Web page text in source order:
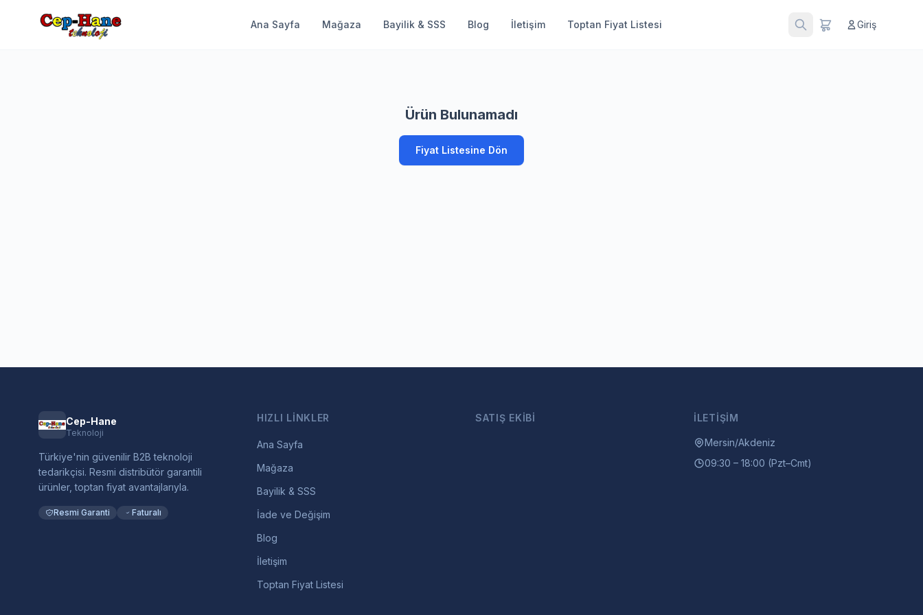
Ana Sayfa Mağaza Bayilik & SSS Blog İletişim Toptan Fiyat Listesi Giriş
Ürün Bulunamadı
Fiyat Listesine Dön
Cep-Hane
Teknoloji
Türkiye'nin güvenilir B2B teknoloji
tedarikçisi. Resmi distribütör garantili
ürünler, toptan fiyat avantajlarıyla.
Resmi Garanti Faturalı
HIZLI LINKLER
Ana Sayfa
Mağaza
Bayilik & SSS
İade ve Değişim
Blog
İletişim
Toptan Fiyat Listesi
SATIŞ EKIBI İLETIŞIM
Mersin/Akdeniz
09:30 – 18:00 (Pzt–Cmt)